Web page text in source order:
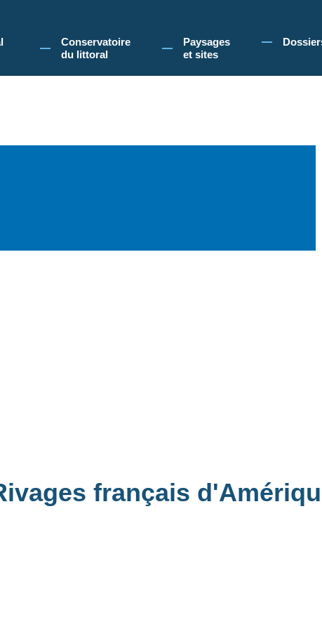
Conservatoire du littoral, vous acceptez l'utilisation de cookies pour vous
Conservatoire
du littoral
Paysages
et sites
français